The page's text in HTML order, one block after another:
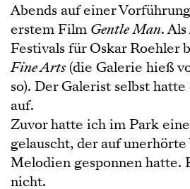
Abends auf einer
erstem Film Gentle Man.
Festivals für Oskar Roehler
Fine Arts(die Galerie hieß
so). Der Galerist selbst
auf.
Zuvor hatte ich im Park
gelauscht, der auf
Melodien gesponnen hatte.
nicht.